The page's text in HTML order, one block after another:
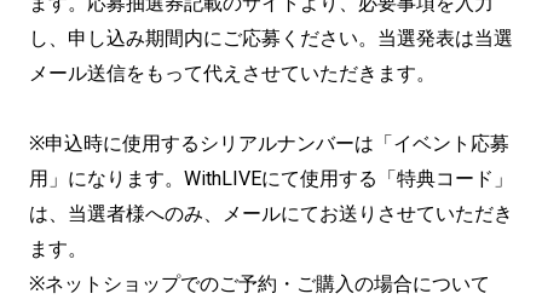
し、申し込み期間内にご応募ください。当選発表は当選
メール送信をもって代えさせていただきます。
※申込時に使用するシリアルナンバーは「イベント応募
用」になります。WithLIVEにて使用する「特典コード」
は、当選者様へのみ、メールにてお送りさせていただき
ます。
※ネットショップでのご予約・ご購入の場合について